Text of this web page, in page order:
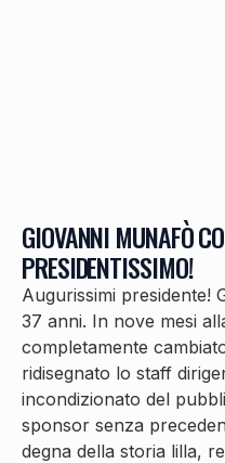
GIOVANNI MUNAFÒ
PRESIDENTISSIMO!
Augurissimi presidente!
37 anni. In nove mesi
completamente
ridisegnato lo staff
incondizionato del
sponsor senza
degna della storia lilla,